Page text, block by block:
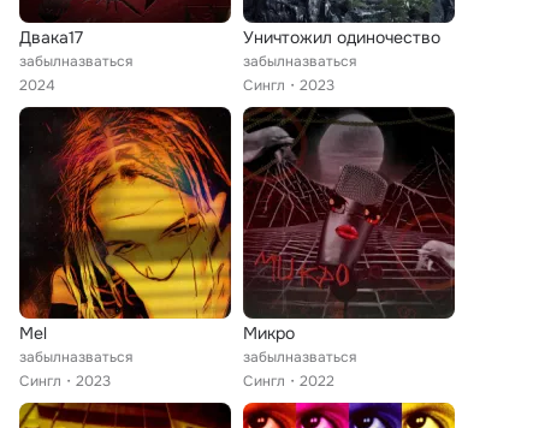
Двака17
забылназваться
2024
Уничтожил одиночество
забылназваться
Сингл
2023
Mel
забылназваться
Сингл
2023
Микро
забылназваться
Сингл
2022